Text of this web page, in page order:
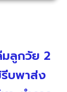
มลูกวัย 2
รีบพาส่ง